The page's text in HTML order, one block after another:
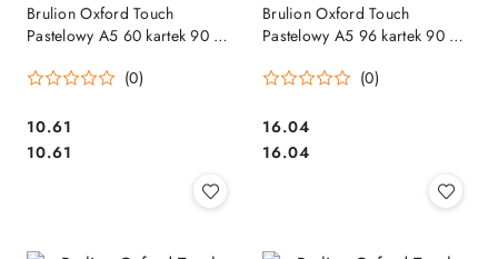
Brulion Oxford Touch
Pastelowy A5 60 kartek 90 g
(0)
Cena:
10.61
Cena:
10.61
Brulion Oxford Touch
Pastelowy A5 96 kartek 90 g
(0)
Cena:
16.04
Cena:
16.04